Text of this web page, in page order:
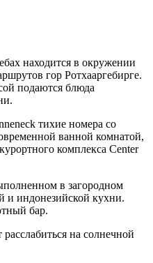
находится в окружении
гор Ротхааргебирге.
подаются блюда
тихие номера со
ванной комнатой,
комплекса Center
в загородном
и индонезийской кухни.
бар.
на солнечной